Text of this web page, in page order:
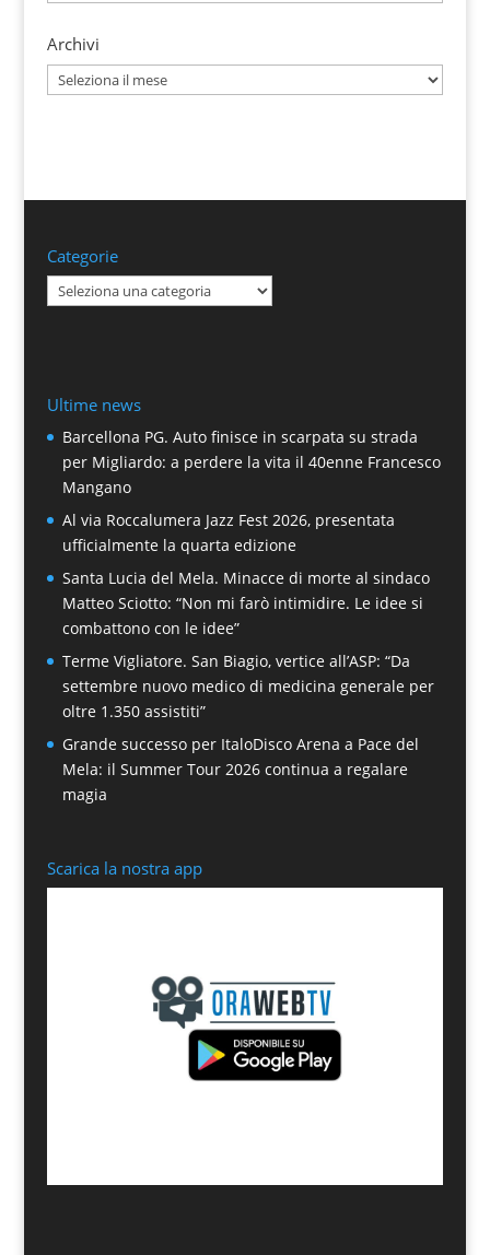
Archivi
Archivi
Categorie
Categorie
Ultime news
Barcellona PG. Auto finisce in scarpata su strada
per Migliardo: a perdere la vita il 40enne Francesco
Mangano
Al via Roccalumera Jazz Fest 2026, presentata
ufficialmente la quarta edizione
Santa Lucia del Mela. Minacce di morte al sindaco
Matteo Sciotto: “Non mi farò intimidire. Le idee si
combattono con le idee”
Terme Vigliatore. San Biagio, vertice all’ASP: “Da
settembre nuovo medico di medicina generale per
oltre 1.350 assistiti”
Grande successo per ItaloDisco Arena a Pace del
Mela: il Summer Tour 2026 continua a regalare
magia
Scarica la nostra app